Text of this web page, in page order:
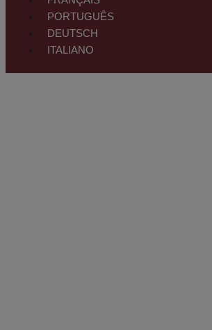
PORTUGUÊS
DEUTSCH
ITALIANO